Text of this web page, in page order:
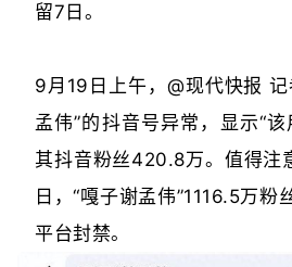
留7日。
9月19日上午，@现代快报
孟伟”的抖音号异常，显示“该
其抖音粉丝420.8万。值得注
日，“嘎子谢孟伟”1116.5万粉
平台封禁。